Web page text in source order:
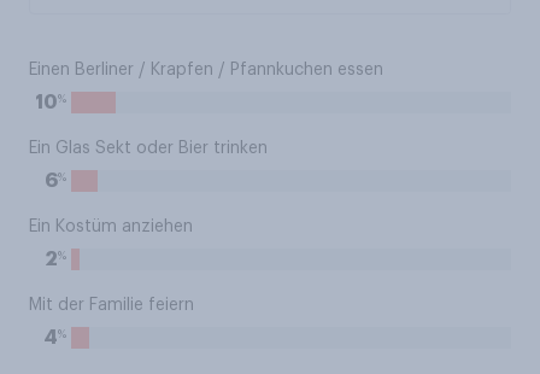
Einen Berliner / Krapfen / Pfannkuchen essen
10%
Ein Glas Sekt oder Bier trinken
6%
Ein Kostüm anziehen
2%
Mit der Familie feiern
4%